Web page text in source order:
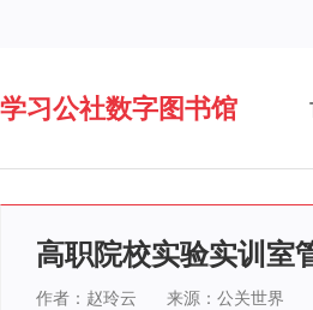
学习公社数字图书馆
高职院校实验实训室
作者：赵玲云 来源：公关世界